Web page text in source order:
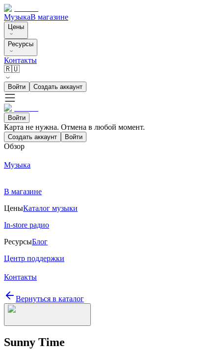
МузыкаВ магазине
Цены
Ресурсы
Контакты
🇷🇺
Войти Создать аккаунт
Войти
Карта не нужна. Отмена в любой момент.
Создать аккаунт Войти
Обзор
Музыка
В магазине
ЦеныКаталог музыки
In-store радио
РесурсыБлог
Центр поддержки
Контакты
Вернуться в каталог
Sunny Time